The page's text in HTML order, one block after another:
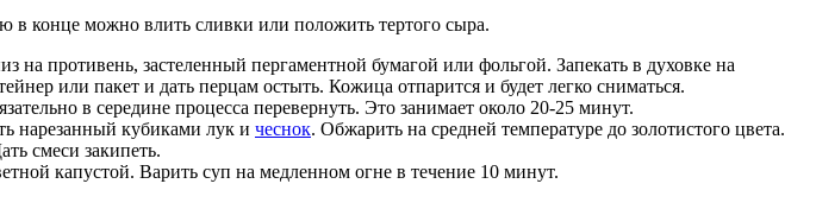
конце можно влить сливки или положить тертого сыра.
на противень, застеленный пергаментной бумагой или фольгой. Запекать в духовке на
или пакет и дать перцам остыть. Кожица отпарится и будет легко сниматься.
в середине процесса перевернуть. Это занимает около 20-25 минут.
нарезанный кубиками лук и чеснок. Обжарить на средней температуре до золотистого цвета.
смеси закипеть.
капустой. Варить суп на медленном огне в течение 10 минут.